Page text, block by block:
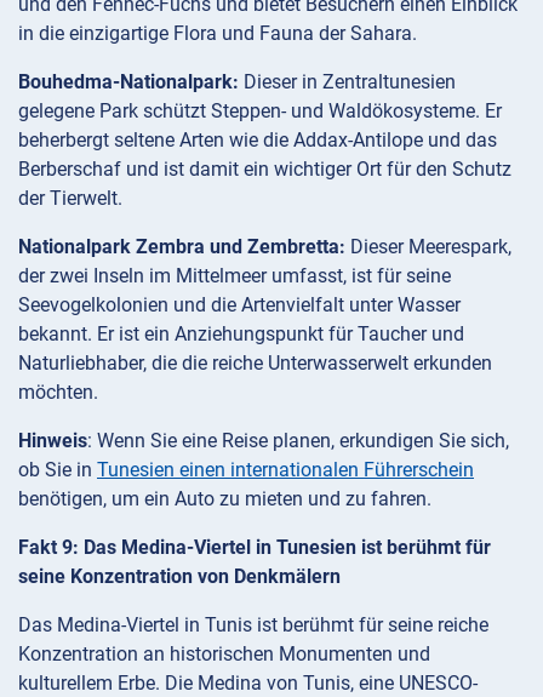
und den Fennec-Fuchs und bietet Besuchern einen Einblick
in die einzigartige Flora und Fauna der Sahara.
Bouhedma-Nationalpark: Dieser in Zentraltunesien
gelegene Park schützt Steppen- und Waldökosysteme. Er
beherbergt seltene Arten wie die Addax-Antilope und das
Berberschaf und ist damit ein wichtiger Ort für den Schutz
der Tierwelt.
Nationalpark Zembra und Zembretta: Dieser Meerespark,
der zwei Inseln im Mittelmeer umfasst, ist für seine
Seevogelkolonien und die Artenvielfalt unter Wasser
bekannt. Er ist ein Anziehungspunkt für Taucher und
Naturliebhaber, die die reiche Unterwasserwelt erkunden
möchten.
Hinweis: Wenn Sie eine Reise planen, erkundigen Sie sich,
ob Sie in Tunesien einen internationalen Führerschein
benötigen, um ein Auto zu mieten und zu fahren.
Fakt 9: Das Medina-Viertel in Tunesien ist berühmt für
seine Konzentration von Denkmälern
Das Medina-Viertel in Tunis ist berühmt für seine reiche
Konzentration an historischen Monumenten und
kulturellem Erbe. Die Medina von Tunis, eine UNESCO-